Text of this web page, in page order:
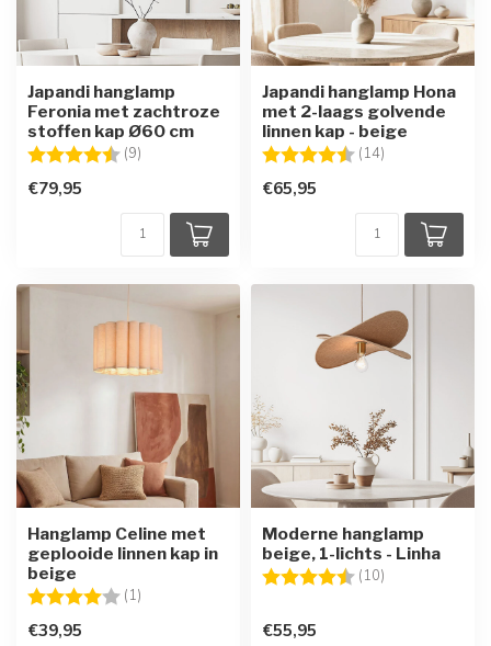
Japandi hanglamp
Feronia met zachtroze
stoffen kap Ø60 cm
Beoordeling: (9)
€79,95
Japandi hanglamp Hona
met 2-laags golvende
linnen kap - beige
Beoordeling: (14)
€65,95
Hanglamp Celine met
geplooide linnen kap in
beige
Beoordeling: (1)
€39,95
Moderne hanglamp
beige, 1-lichts - Linha
Beoordeling: (10)
€55,95